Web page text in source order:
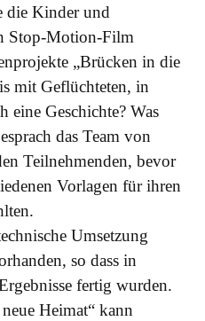
die Kinder und
Stop-Motion-Film
„Brücken in die
mit Geflüchteten, in
eine Geschichte? Was
das Team von
Teilnehmenden, bevor
Vorlagen für ihren
Umsetzung
so dass in
fertig wurden.
Heimat“ kann